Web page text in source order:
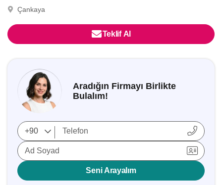
Çankaya
Teklif Al
Aradığın Firmayı Birlikte
Bulalım!
Ad Soyad
Seni Arayalım